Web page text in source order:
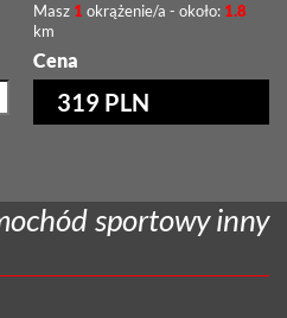
Masz 1 okrążenie/a - około: 1.8
km
Cena
319 PLN
sportowy inny